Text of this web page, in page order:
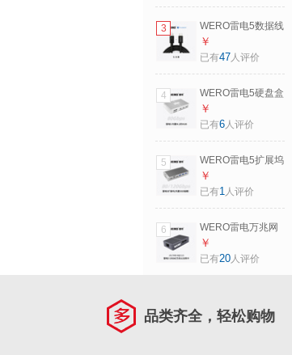
示器声卡连接线 0.5
米-40G-100W-雷电
4-Pro版-黑色
3
WERO雷电5数据线
TBT5雷雳240W传
输线被动式主动式
示器可用 0.8
米-80/120Gbps-
240W
￥
已有47人评价
4
WERO雷电5硬盘盒
HUB扩展坞集线器
外置固态SSD盒兼
DP2.1带3个雷电5
扩展 银色
￥
已有6人评价
5
WERO雷电5扩展坞
内置SSD插槽5G网
口USB接口
雷电3/4/5/USB4 雷
电5扩展坞-银色
￥
已有1人评价
6
WERO雷电万兆网
卡Thunderbolt 3
10G万兆以太网
级款
￥
已有20人评价
品类齐全，轻松购物